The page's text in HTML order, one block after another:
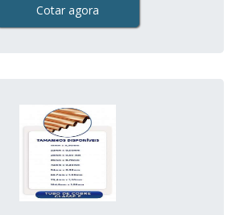
Cotar agora